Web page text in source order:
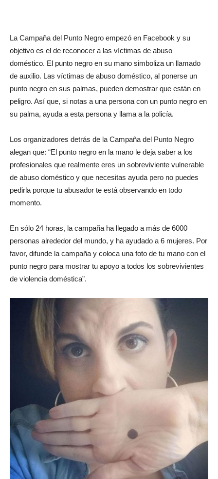
La Campaña del Punto Negro empezó en Facebook y su
objetivo es el de reconocer a las víctimas de abuso
doméstico. El punto negro en su mano simboliza un llamado
de auxilio. Las víctimas de abuso doméstico, al ponerse un
punto negro en sus palmas, pueden demostrar que están en
peligro. Así que, si notas a una persona con un punto negro en
su palma, ayuda a esta persona y llama a la policía.
Los organizadores detrás de la Campaña del Punto Negro
alegan que: “El punto negro en la mano le deja saber a los
profesionales que realmente eres un sobreviviente vulnerable
de abuso doméstico y que necesitas ayuda pero no puedes
pedirla porque tu abusador te está observando en todo
momento.
En sólo 24 horas, la campaña ha llegado a más de 6000
personas alrededor del mundo, y ha ayudado a 6 mujeres. Por
favor, difunde la campaña y coloca una foto de tu mano con el
punto negro para mostrar tu apoyo a todos los sobrevivientes
de violencia doméstica”.